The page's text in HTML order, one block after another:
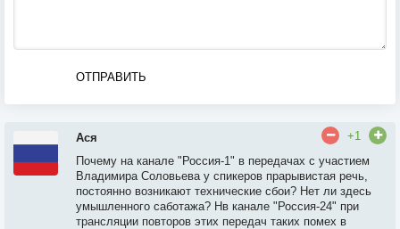
ОТПРАВИТЬ
Ася
+1
Почему на канале "Россия-1" в передачах с участием
Владимира Соловьева у спикеров прарывистая речь,
постоянно возникают технические сбои? Нет ли здесь
умышленного саботажа? Нв канале "Россия-24" при
трансляции повторов этих передач таких помех в